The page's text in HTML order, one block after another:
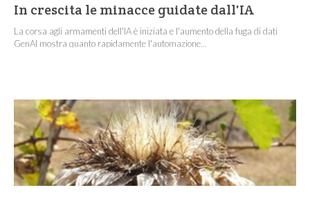
In crescita le minacce guidate dall'IA
La corsa agli armamenti dell'IA è iniziata e l'aumento della fuga di dati
GenAI mostra quanto rapidamente l'automazione...